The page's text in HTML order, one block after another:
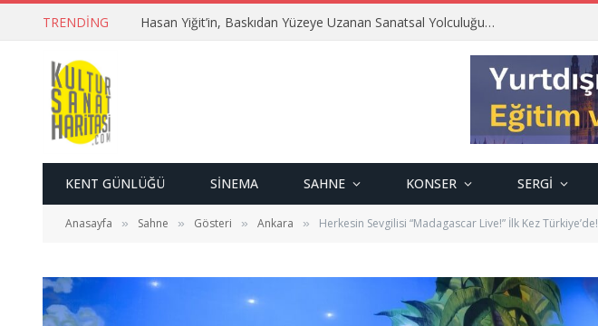
TRENDING Hasan Yiğit’in, Baskıdan Yüzeye Uzanan Sanatsal Yolculuğu…
KENT GÜNLÜĞÜ SINEMA SAHNE KONSER SERGI
Anasayfa » Sahne » Gösteri » Ankara » Herkesin Sevgilisi “Madagascar Live!” İlk Kez Türkiye’de!